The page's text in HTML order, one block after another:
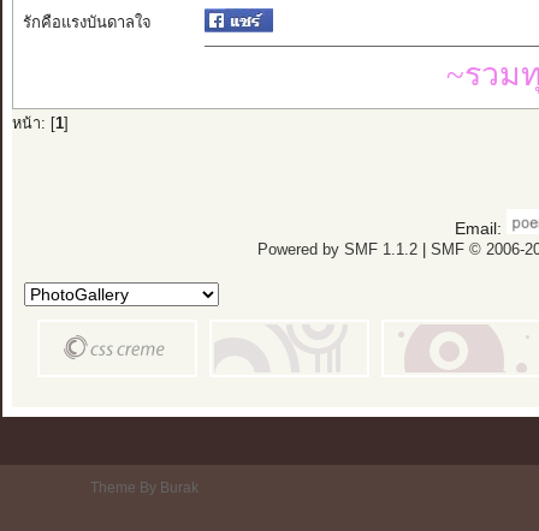
รักคือแรงบันดาลใจ
~รวม
หน้า: [ 1]
Email:
Powered by SMF 1.1.2| SMF © 2006-
Theme By Burak